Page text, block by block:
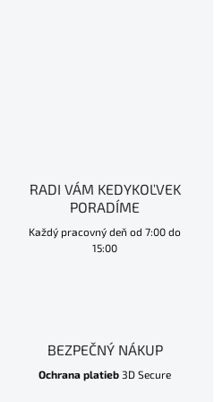
RADI VÁM KEDYKOĽVEK
PORADÍME
Každý pracovný deň od 7:00 do
15:00
BEZPEČNÝ NÁKUP
Ochrana platieb 3D Secure